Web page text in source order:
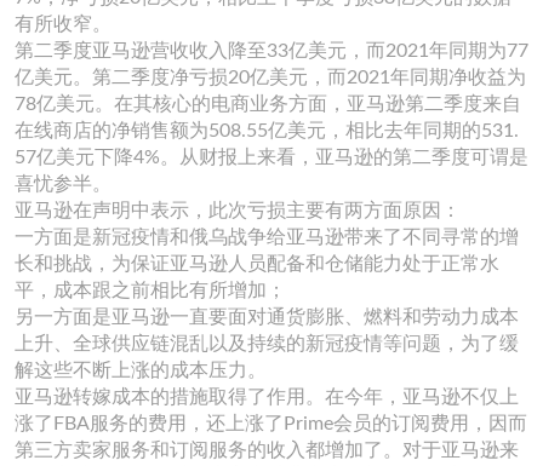
有所收窄。
第二季度亚马逊营收收入降至33亿美元，而2021年同期为77
亿美元。第二季度净亏损20亿美元，而2021年同期净收益为
78亿美元。在其核心的电商业务方面，亚马逊第二季度来自
在线商店的净销售额为508.55亿美元，相比去年同期的531.
57亿美元下降4%。从财报上来看，亚马逊的第二季度可谓是
喜忧参半。
亚马逊在声明中表示，此次亏损主要有两方面原因：
一方面是新冠疫情和俄乌战争给亚马逊带来了不同寻常的增
长和挑战，为保证亚马逊人员配备和仓储能力处于正常水
平，成本跟之前相比有所增加；
另一方面是亚马逊一直要面对通货膨胀、燃料和劳动力成本
上升、全球供应链混乱以及持续的新冠疫情等问题，为了缓
解这些不断上涨的成本压力。
亚马逊转嫁成本的措施取得了作用。在今年，亚马逊不仅上
涨了FBA服务的费用，还上涨了Prime会员的订阅费用，因而
第三方卖家服务和订阅服务的收入都增加了。对于亚马逊来